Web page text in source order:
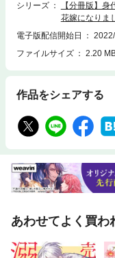
シリーズ
【分冊版】
花嫁になりま
電子版配信開始日
ファイルサイズ
2.20
作品をシェアする
あわせてよく買わ